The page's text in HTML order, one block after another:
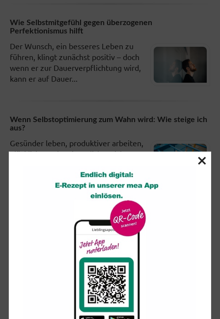
Wie Selbstmitgefühl gegen überzogenen
Perfektionismus hilft
Der Wunsch, ein besseres Leben zu
führen, klingt zunächst positiv – doch
wenn er zur Dauerverpflichtung wird,
kann er auf Dauer...
Wenn Selbstoptimierung zum Wahn wird: Wie steige ich
aus?
Gesünder leben, produktiver arbeiten,
glücklicher sein: Eigentlich spricht
Doch viele setzen sich in...
Partielle Sonnenfinsternis: So schützen Sie Ihre Augen
Am kommenden Mittwoch (12.
August) dürften sich ab etwa 19 Uhr
viele Blicke erwartungsvoll in den
Himmel richten. Ist der wolkenfrei,...
Brauchen ältere Menschen wirklich
Nahrungsergänzungsmittel?
×